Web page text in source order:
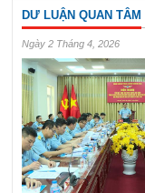
DƯ LUẬN QUAN TÂM
Ngày 2 Tháng 4, 2026